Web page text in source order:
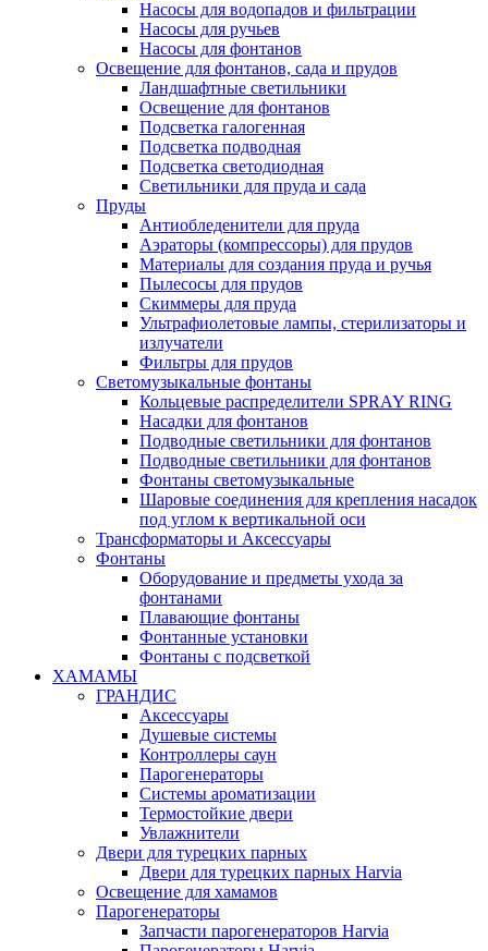
Насосы для водопадов и фильтрации
Насосы для ручьев
Насосы для фонтанов
Освещение для фонтанов, сада и прудов
Ландшафтные светильники
Освещение для фонтанов
Подсветка галогенная
Подсветка подводная
Подсветка светодиодная
Светильники для пруда и сада
Пруды
Антиобледенители для пруда
Аэраторы (компрессоры) для прудов
Материалы для создания пруда и ручья
Пылесосы для прудов
Скиммеры для пруда
Ультрафиолетовые лампы, стерилизаторы и
излучатели
Фильтры для прудов
Светомузыкальные фонтаны
Кольцевые распределители SPRAY RING
Насадки для фонтанов
Подводные светильники для фонтанов
Подводные светильники для фонтанов
Фонтаны светомузыкальные
Шаровые соединения для крепления насадок
под углом к вертикальной оси
Трансформаторы и Аксессуары
Фонтаны
Оборудование и предметы ухода за
фонтанами
Плавающие фонтаны
Фонтанные установки
Фонтаны с подсветкой
ХАМАМЫ
ГРАНДИС
Аксессуары
Душевые системы
Контроллеры саун
Парогенераторы
Системы ароматизации
Термостойкие двери
Увлажнители
Двери для турецких парных
Двери для турецких парных Harvia
Освещение для хамамов
Парогенераторы
Запчасти парогенераторов Harvia